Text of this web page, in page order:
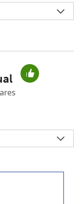
una contraseña
mejores